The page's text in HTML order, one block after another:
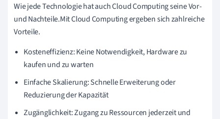
Wie jede Technologie hat auch Cloud Computing seine Vor-
und Nachteile.Mit Cloud Computing ergeben sich zahlreiche
Vorteile.
Kosteneffizienz: Keine Notwendigkeit, Hardware zu
kaufen und zu warten
Einfache Skalierung: Schnelle Erweiterung oder
Reduzierung der Kapazität
Zugänglichkeit: Zugang zu Ressourcen jederzeit und